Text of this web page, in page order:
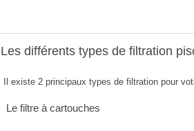
Les différents types de filtration
Il existe 2 principaux types de filtration pour
Le filtre à cartouches